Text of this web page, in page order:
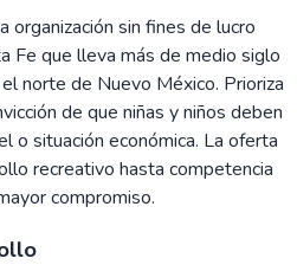
organización sin fines de lucro
Fe que lleva más de medio siglo
norte de Nuevo México. Prioriza
de que niñas y niños deben
o situación económica. La oferta
recreativo hasta competencia
compromiso.